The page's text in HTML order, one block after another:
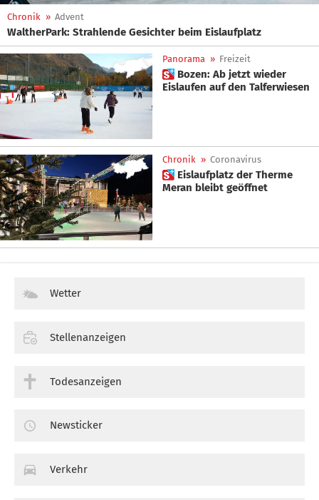
Chronik » Advent
WaltherPark: Strahlende Gesichter beim Eislaufplatz
Panorama » Freizeit
 Bozen: Ab jetzt wieder
Eislaufen auf den Talferwiesen
Chronik » Coronavirus
 Eislaufplatz der Therme
Meran bleibt geöffnet
Wetter
Stellenanzeigen
Todesanzeigen
Newsticker
Verkehr